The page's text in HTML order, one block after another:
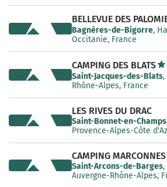
BELLEVUE DES
Bagnères-de-Bigorre,
Occitanie, France
CAMPING DES BLATS
Saint-Jacques-des-Blats,
Rhône-Alpes, France
LES RIVES DU DRAC
Saint-Bonnet-en-
Provence-Alpes-Côte
CAMPING MARCONNES
Saint-Arcons-de-Barges,
Auvergne-Rhône-Alpes,